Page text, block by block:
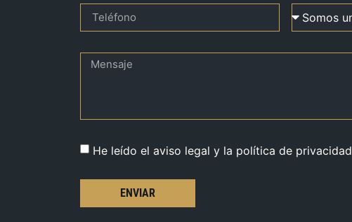
He leído el aviso legal y la política de privacidad
ENVIAR